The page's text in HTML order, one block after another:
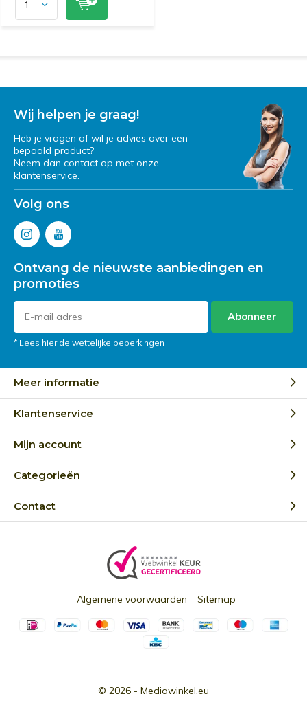
Wij helpen je graag!
Heb je vragen of wil je advies over een
bepaald product?
Neem dan contact op met onze
klantenservice.
Volg ons
Ontvang de nieuwste aanbiedingen en
promoties
Abonneer
* Lees hier de wettelijke beperkingen
Meer informatie
Klantenservice
Mijn account
Categorieën
Contact
© 2026 - Mediawinkel.eu
Algemene voorwaarden Sitemap